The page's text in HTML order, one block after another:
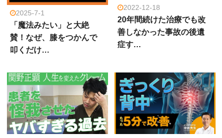
2025-7-1
「魔法みたい」と大絶
賛！なぜ、膝をつかんで
叩くだけ…
2022-12-18
20年間続けた治療でも改
善しなかった事故の後遺
症す…